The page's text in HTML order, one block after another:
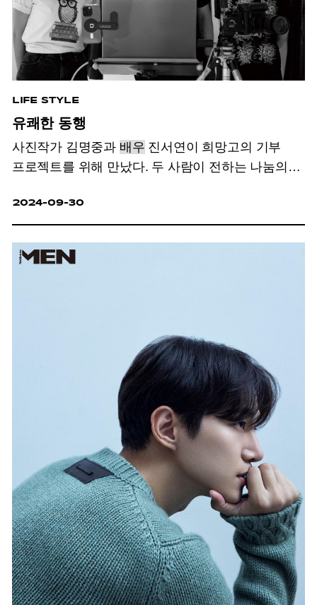
LIFE STYLE
유쾌한 동행
사진작가 김명중과 배우 진서연이 희망고의 기부
프로젝트를 위해 만났다. 두 사람이 전하는 나눔의
2024-09-30